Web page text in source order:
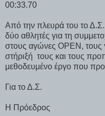
00:33.70
Από την πλευρά του το
δύο αθλητές για τη
στους αγώνες OPEN, τους
στήριξή τους και τους
μεθοδευμένο έργο που
Για το Δ.Σ.
Η Πρόεδρος